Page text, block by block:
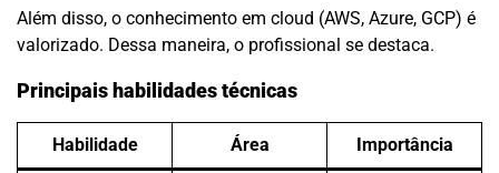
Além disso, o conhecimento em cloud (AWS, Azure, GCP) é
valorizado. Dessa maneira, o profissional se destaca.
Principais habilidades técnicas
Habilidade Área Importância